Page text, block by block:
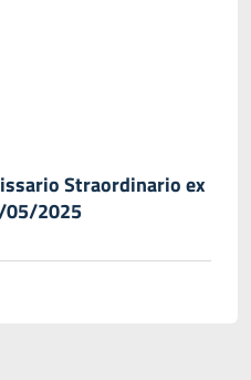
Straordinario ex
05/2025